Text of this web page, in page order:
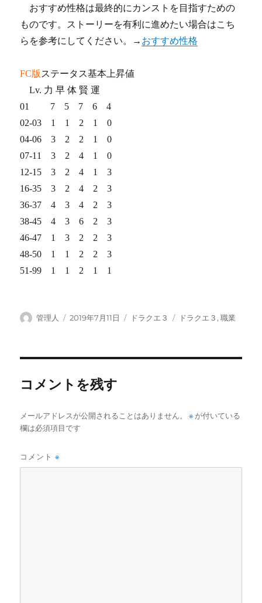
おすすめ性格は最終的にカンストを目指すための
ものです。ストーリーを有利に進めたい場合はこち
らを参考にしてください。→ おすすめ性格
FC版 ステータス基本上昇値
Lv. 力 早 体 賢 運
01 7 5 7 6 4
02-03 1 1 2 1 0
04-06 3 2 2 1 0
07-11 3 2 4 1 0
12-15 3 2 4 1 3
16-35 3 2 4 2 3
36-37 4 3 4 2 3
38-45 4 3 6 2 3
46-47 1 3 2 2 3
48-50 1 1 2 2 3
51-99 1 1 2 1 1
投
管理人
投
2019年7月11日
カ
ドラクエ３
タ
ドラクエ３ ,職業
コメントを残す
メールアドレスが公開されることはありません。 ※ が付いている
欄は必須項目です
コメント※